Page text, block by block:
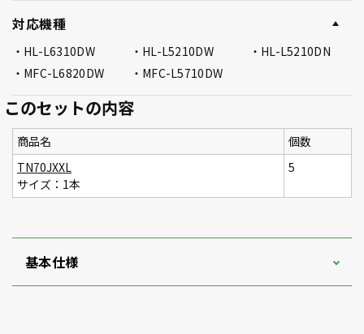
このセットの内容
商品名
個数
TN70JXXL
サイズ：1本
5
対応機種
HL-L6310DW HL-L5210DW
HL-L5210DN
MFC-L6820DW
MFC-L5710DW
基本仕様